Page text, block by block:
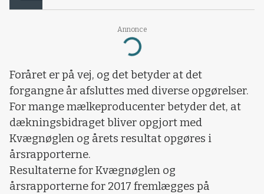
Annonce
Loading...
Foråret er på vej, og det betyder at det
forgangne år afsluttes med diverse opgørelser.
For mange mælkeproducenter betyder det, at
dækningsbidraget bliver opgjort med
Kvægnøglen og årets resultat opgøres i
årsrapporterne.
Resultaterne for Kvægnøglen og
årsrapporterne for 2017 fremlægges på